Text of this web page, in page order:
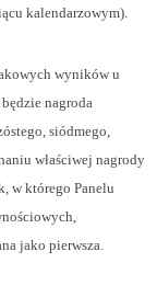
kalendarzowym).
wyników u
nagroda
siódmego,
właściwej nagrody
w którego Panelu
jako pierwsza.